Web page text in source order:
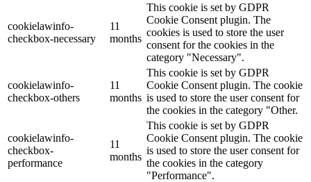
cookielawinfo-
checkbox-necessary
11
months
This cookie is set by GDPR
Cookie Consent plugin. The
cookies is used to store the user
consent for the cookies in the
category "Necessary".
cookielawinfo-
checkbox-others
11
months
This cookie is set by GDPR
Cookie Consent plugin. The cookie
is used to store the user consent for
the cookies in the category "Other.
cookielawinfo-
checkbox-
performance
11
months
This cookie is set by GDPR
Cookie Consent plugin. The cookie
is used to store the user consent for
the cookies in the category
"Performance".